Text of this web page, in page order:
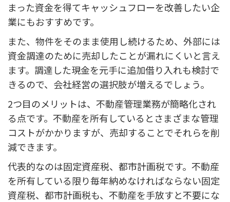
まった資金を得てキャッシュフローを改善したい企
業にもおすすめです。
また、物件をそのまま使用し続けるため、外部には
資金調達のために売却したことが漏れにくいと言え
ます。調達した現金を元手に追加借り入れも検討で
きるので、会社経営の選択肢が増えるでしょう。
2つ目のメリットは、不動産管理業務が簡略化され
る点です。不動産を所有しているとさまざまな管理
コストがかかりますが、売却することでそれらを削
減できます。
代表的なのは固定資産税、都市計画税です。不動産
を所有している限り毎年納めなければならない固定
資産税、都市計画税も、不動産を手放すと不要にな